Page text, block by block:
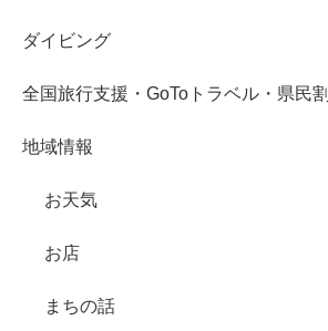
ダイビング
全国旅行支援・GoToトラベル・県民割
地域情報
お天気
お店
まちの話